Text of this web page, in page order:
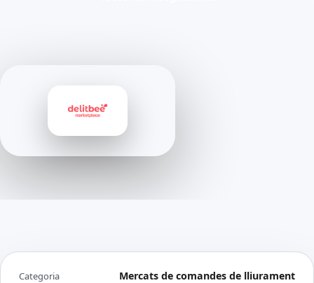
Categoria Mercats de comandes de lliurament